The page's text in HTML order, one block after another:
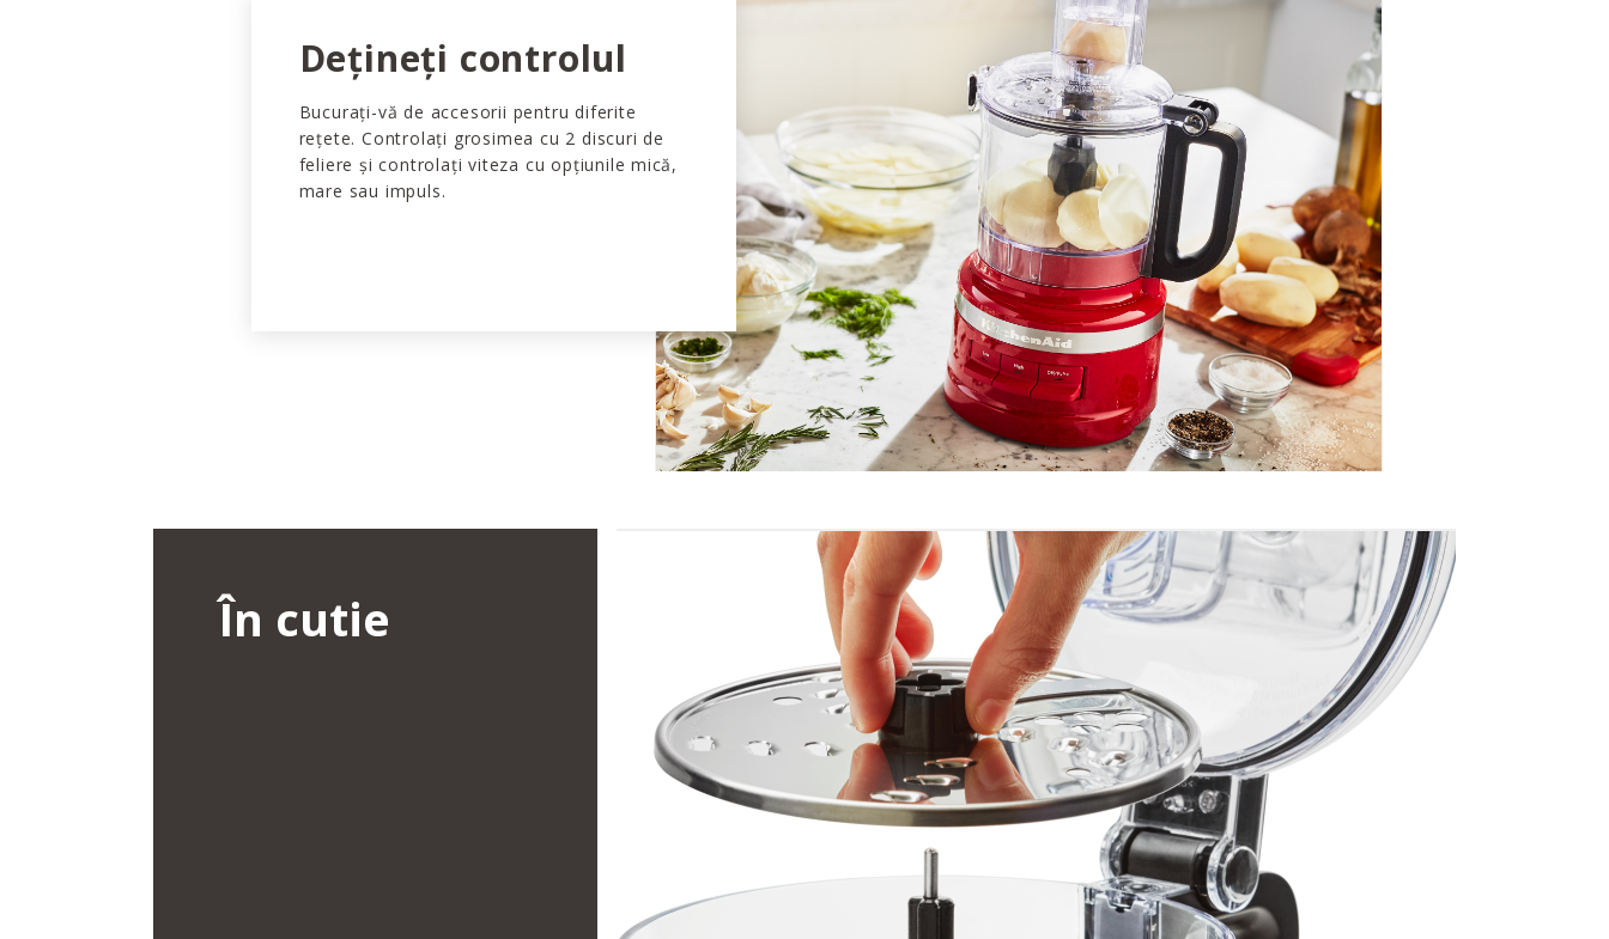
Dețineți controlul
Bucurați-vă de accesorii pentru diferite
rețete. Controlați grosimea cu 2 discuri de
feliere și controlați viteza cu opțiunile mică,
mare sau impuls.
În cutie